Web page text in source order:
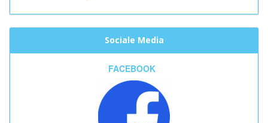
Sociale Media
FACEBOOK